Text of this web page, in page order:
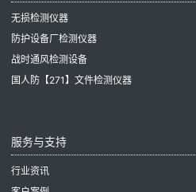
无损检测仪器
防护设备厂检测仪器
战时通风检测设备
国人防【271】文件检测仪器
服务与支持
行业资讯